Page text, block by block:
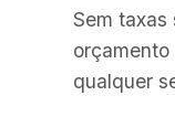
Sem taxas
qualquer